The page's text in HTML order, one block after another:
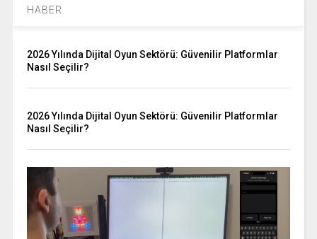
HABER
2026 Yılında Dijital Oyun Sektörü: Güvenilir Platformlar
Nasıl Seçilir?
2026 Yılında Dijital Oyun Sektörü: Güvenilir Platformlar
Nasıl Seçilir?